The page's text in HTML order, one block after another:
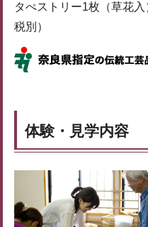
タぺストリー1枚（草花
税別）
体験・見学内容